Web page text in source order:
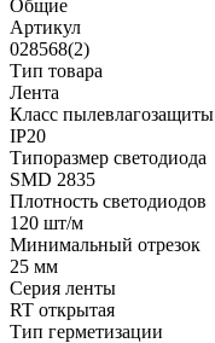
Общие
Артикул
028568(2)
Тип товара
Лента
Класс пылевлагозащиты
IP20
Типоразмер светодиода
SMD 2835
Плотность светодиодов
120 шт/м
Минимальный отрезок
25 мм
Серия ленты
RT открытая
Тип герметизации